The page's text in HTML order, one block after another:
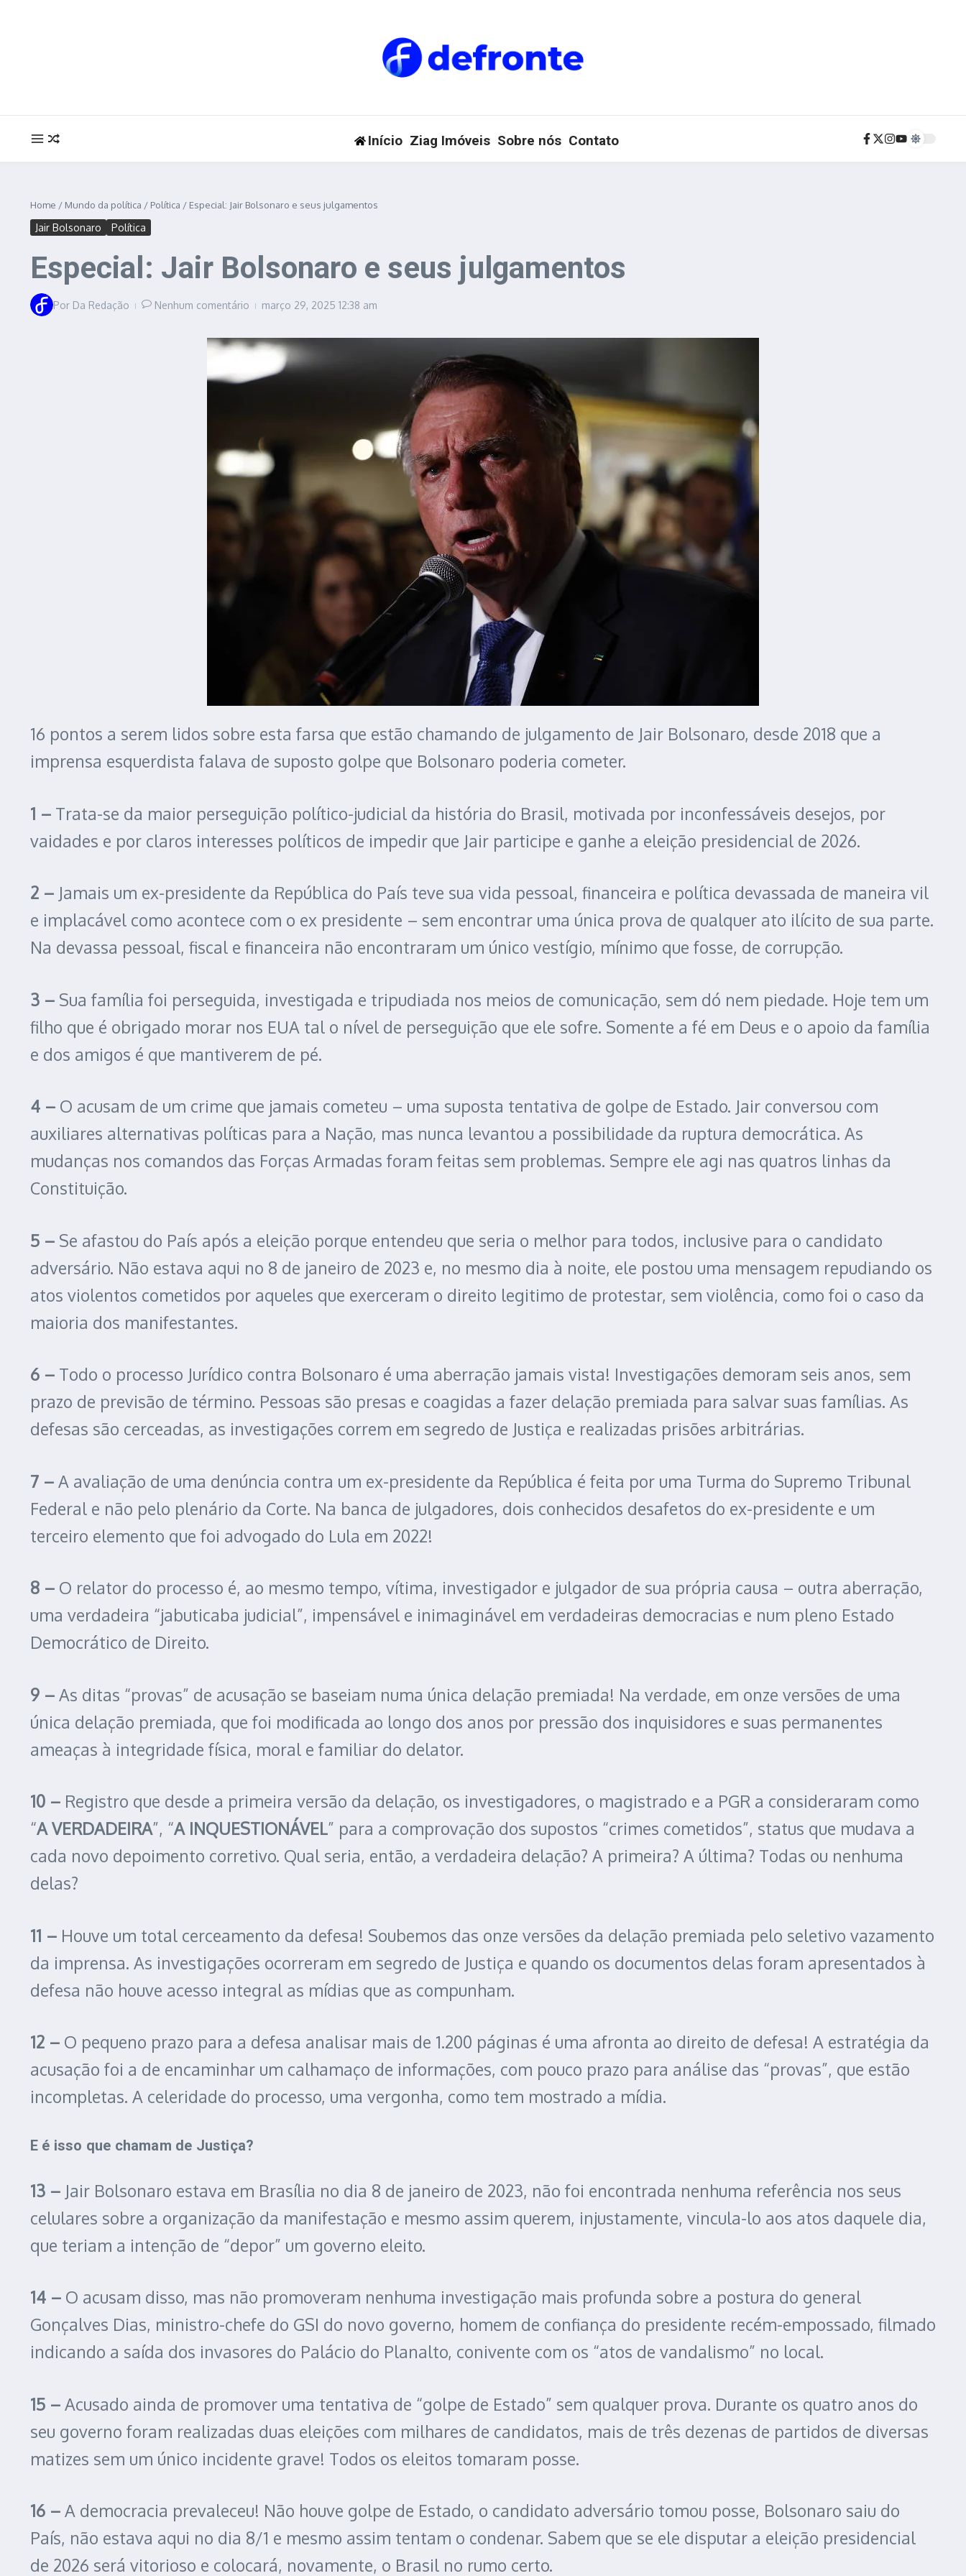
Início Ziag Imóveis Sobre nós Contato
Home / Mundo da política / Política / Especial: Jair Bolsonaro e seus julgamentos
Jair Bolsonaro Política
Especial: Jair Bolsonaro e seus julgamentos
Por Da Redação Nenhum comentário março 29, 2025 12:38 am
16 pontos a serem lidos sobre esta farsa que estão chamando de julgamento de Jair Bolsonaro, desde 2018 que a
imprensa esquerdista falava de suposto golpe que Bolsonaro poderia cometer.
1 – Trata-se da maior perseguição político-judicial da história do Brasil, motivada por inconfessáveis desejos, por
vaidades e por claros interesses políticos de impedir que Jair participe e ganhe a eleição presidencial de 2026.
2 – Jamais um ex-presidente da República do País teve sua vida pessoal, financeira e política devassada de maneira vil
e implacável como acontece com o ex presidente – sem encontrar uma única prova de qualquer ato ilícito de sua parte.
Na devassa pessoal, fiscal e financeira não encontraram um único vestígio, mínimo que fosse, de corrupção.
3 – Sua família foi perseguida, investigada e tripudiada nos meios de comunicação, sem dó nem piedade. Hoje tem um
filho que é obrigado morar nos EUA tal o nível de perseguição que ele sofre. Somente a fé em Deus e o apoio da família
e dos amigos é que mantiverem de pé.
4 – O acusam de um crime que jamais cometeu – uma suposta tentativa de golpe de Estado. Jair conversou com
auxiliares alternativas políticas para a Nação, mas nunca levantou a possibilidade da ruptura democrática. As
mudanças nos comandos das Forças Armadas foram feitas sem problemas. Sempre ele agi nas quatros linhas da
Constituição.
5 – Se afastou do País após a eleição porque entendeu que seria o melhor para todos, inclusive para o candidato
adversário. Não estava aqui no 8 de janeiro de 2023 e, no mesmo dia à noite, ele postou uma mensagem repudiando os
atos violentos cometidos por aqueles que exerceram o direito legitimo de protestar, sem violência, como foi o caso da
maioria dos manifestantes.
6 – Todo o processo Jurídico contra Bolsonaro é uma aberração jamais vista! Investigações demoram seis anos, sem
prazo de previsão de término. Pessoas são presas e coagidas a fazer delação premiada para salvar suas famílias. As
defesas são cerceadas, as investigações correm em segredo de Justiça e realizadas prisões arbitrárias.
7 – A avaliação de uma denúncia contra um ex-presidente da República é feita por uma Turma do Supremo Tribunal
Federal e não pelo plenário da Corte. Na banca de julgadores, dois conhecidos desafetos do ex-presidente e um
terceiro elemento que foi advogado do Lula em 2022!
8 – O relator do processo é, ao mesmo tempo, vítima, investigador e julgador de sua própria causa – outra aberração,
uma verdadeira “jabuticaba judicial”, impensável e inimaginável em verdadeiras democracias e num pleno Estado
Democrático de Direito.
9 – As ditas “provas” de acusação se baseiam numa única delação premiada! Na verdade, em onze versões de uma
única delação premiada, que foi modificada ao longo dos anos por pressão dos inquisidores e suas permanentes
ameaças à integridade física, moral e familiar do delator.
10 – Registro que desde a primeira versão da delação, os investigadores, o magistrado e a PGR a consideraram como
“A VERDADEIRA”, “A INQUESTIONÁVEL” para a comprovação dos supostos “crimes cometidos”, status que mudava a
cada novo depoimento corretivo. Qual seria, então, a verdadeira delação? A primeira? A última? Todas ou nenhuma
delas?
11 – Houve um total cerceamento da defesa! Soubemos das onze versões da delação premiada pelo seletivo vazamento
da imprensa. As investigações ocorreram em segredo de Justiça e quando os documentos delas foram apresentados à
defesa não houve acesso integral as mídias que as compunham.
12 – O pequeno prazo para a defesa analisar mais de 1.200 páginas é uma afronta ao direito de defesa! A estratégia da
acusação foi a de encaminhar um calhamaço de informações, com pouco prazo para análise das “provas”, que estão
incompletas. A celeridade do processo, uma vergonha, como tem mostrado a mídia.
E é isso que chamam de Justiça?
13 – Jair Bolsonaro estava em Brasília no dia 8 de janeiro de 2023, não foi encontrada nenhuma referência nos seus
celulares sobre a organização da manifestação e mesmo assim querem, injustamente, vincula-lo aos atos daquele dia,
que teriam a intenção de “depor” um governo eleito.
14 – O acusam disso, mas não promoveram nenhuma investigação mais profunda sobre a postura do general
Gonçalves Dias, ministro-chefe do GSI do novo governo, homem de confiança do presidente recém-empossado, filmado
indicando a saída dos invasores do Palácio do Planalto, conivente com os “atos de vandalismo” no local.
15 – Acusado ainda de promover uma tentativa de “golpe de Estado” sem qualquer prova. Durante os quatro anos do
seu governo foram realizadas duas eleições com milhares de candidatos, mais de três dezenas de partidos de diversas
matizes sem um único incidente grave! Todos os eleitos tomaram posse.
16 – A democracia prevaleceu! Não houve golpe de Estado, o candidato adversário tomou posse, Bolsonaro saiu do
País, não estava aqui no dia 8/1 e mesmo assim tentam o condenar. Sabem que se ele disputar a eleição presidencial
de 2026 será vitorioso e colocará, novamente, o Brasil no rumo certo.